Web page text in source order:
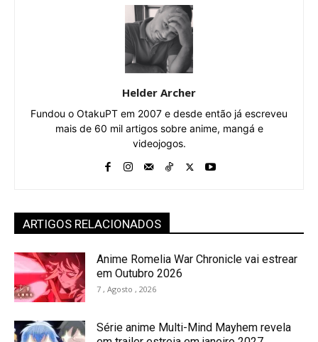
Helder Archer
Fundou o OtakuPT em 2007 e desde então já escreveu
mais de 60 mil artigos sobre anime, mangá e
videojogos.
ARTIGOS RELACIONADOS
Anime Romelia War Chronicle vai estrear
em Outubro 2026
7 , Agosto , 2026
Série anime Multi-Mind Mayhem revela